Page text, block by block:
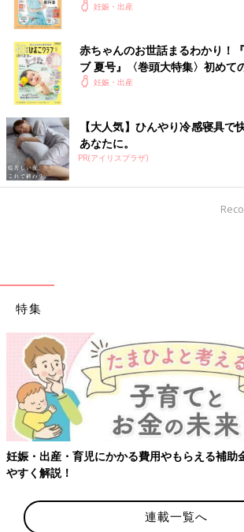
妊娠・出産
赤ちゃんのお世話まるわかり！
ブ 夏号』〈巻頭大特集〉初めて
く！ おっぱい・ミルクの基本と
妊娠・出産
【大人気】ひんやり冷感寝具で
あなたに。
PR(アイリスプラザ)
特集
妊娠・出産・育児にかかる費用やもらえる補助
やすく解説！
連載一覧へ